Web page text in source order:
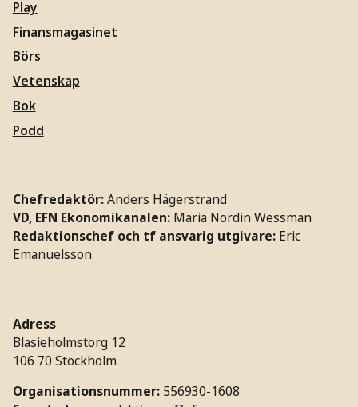
Play
Finansmagasinet
Börs
Vetenskap
Bok
Podd
Chefredaktör:Anders Hägerstrand
VD, EFN Ekonomikanalen: Maria Nordin Wessman
Redaktionschef och tf ansvarig utgivare: Eric
Emanuelsson
Adress
Blasieholmstorg 12
106 70 Stockholm
Organisationsnummer: 556930-1608